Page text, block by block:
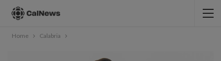
Home Calabria